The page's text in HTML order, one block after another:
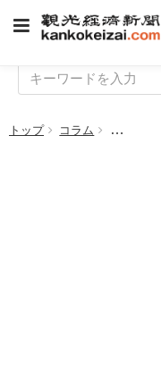
トップ コラム 【私の